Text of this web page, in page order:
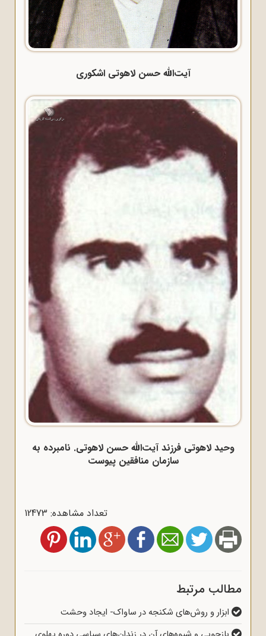
آیت‌الله حسن لاهوتی اشکوری
وحید لاهوتی فرزند آیت‌الله حسن لاهوتی. نامبرده به
سازمان منافقین پیوست
تعداد مشاهده: 12473
مطالب مرتبط
ابزار و روش‌های شکنجه در ساواک- ایجاد وحشت